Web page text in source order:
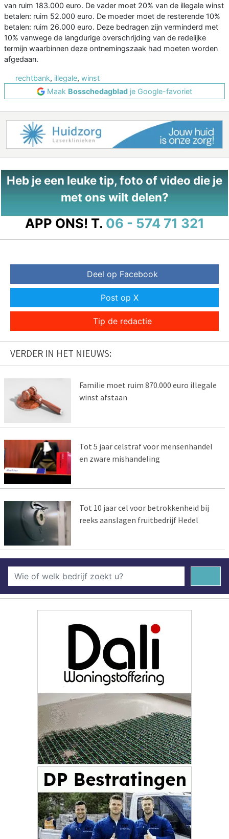
van ruim 183.000 euro. De vader moet 20% van de illegale winst
betalen: ruim 52.000 euro. De moeder moet de resterende 10%
betalen: ruim 26.000 euro. Deze bedragen zijn verminderd met
10% vanwege de langdurige overschrijding van de redelijke
termijn waarbinnen deze ontnemingszaak had moeten worden
afgedaan.
rechtbank, illegale, winst
Maak Bosschedagblad je Google-favoriet
Heb je een leuke tip, foto of video die je
met ons wilt delen?
APP ONS! T. 06 - 574 71 321
Deel op Facebook
Post op X
Tip de redactie
VERDER IN HET NIEUWS:
Familie moet ruim 870.000 euro illegale
winst afstaan
Tot 5 jaar celstraf voor mensenhandel
en zware mishandeling
Tot 10 jaar cel voor betrokkenheid bij
reeks aanslagen fruitbedrijf Hedel